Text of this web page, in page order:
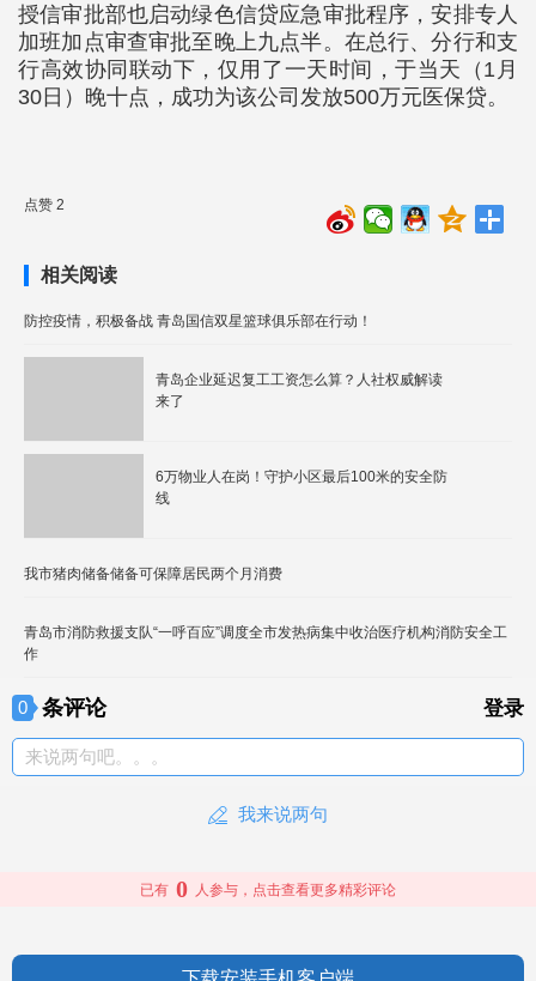
授信审批部也启动绿色信贷应急审批程序，安排专人
加班加点审查审批至晚上九点半。在总行、分行和支
行高效协同联动下，仅用了一天时间，于当天（1月
30日）晚十点，成功为该公司发放500万元医保贷。
点赞 2
相关阅读
防控疫情，积极备战 青岛国信双星篮球俱乐部在行动！
青岛企业延迟复工工资怎么算？人社权威解读
来了
6万物业人在岗！守护小区最后100米的安全防
线
我市猪肉储备储备可保障居民两个月消费
青岛市消防救援支队“一呼百应”调度全市发热病集中收治医疗机构消防安全工
作
0 条评论 登录
来说两句吧。。。
我来说两句
已有 0 人参与，点击查看更多精彩评论